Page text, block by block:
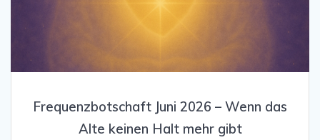
Frequenzbotschaft Juni 2026 – Wenn das
Alte keinen Halt mehr gibt